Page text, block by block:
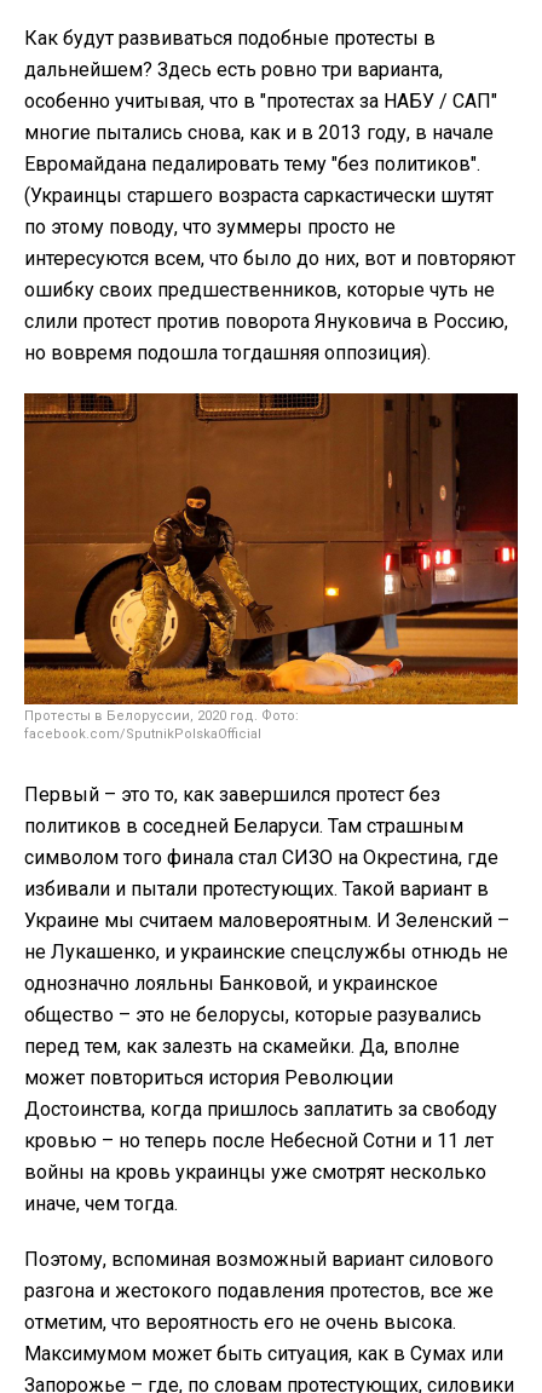
Как будут развиваться подобные протесты в
дальнейшем? Здесь есть ровно три варианта,
особенно учитывая, что в "протестах за НАБУ / САП"
многие пытались снова, как и в 2013 году, в начале
Евромайдана педалировать тему "без политиков".
(Украинцы старшего возраста саркастически шутят
по этому поводу, что зуммеры просто не
интересуются всем, что было до них, вот и повторяют
ошибку своих предшественников, которые чуть не
слили протест против поворота Януковича в Россию,
но вовремя подошла тогдашняя оппозиция).
Протесты в Белоруссии, 2020 год. Фото:
facebook.com/SputnikPolskaOfficial
Первый – это то, как завершился протест без
политиков в соседней Беларуси. Там страшным
символом того финала стал СИЗО на Окрестина, где
избивали и пытали протестующих. Такой вариант в
Украине мы считаем маловероятным. И Зеленский –
не Лукашенко, и украинские спецслужбы отнюдь не
однозначно лояльны Банковой, и украинское
общество – это не белорусы, которые разувались
перед тем, как залезть на скамейки. Да, вполне
может повториться история Революции
Достоинства, когда пришлось заплатить за свободу
кровью – но теперь после Небесной Сотни и 11 лет
войны на кровь украинцы уже смотрят несколько
иначе, чем тогда.
Поэтому, вспоминая возможный вариант силового
разгона и жестокого подавления протестов, все же
отметим, что вероятность его не очень высока.
Максимумом может быть ситуация, как в Сумах или
Запорожье – где, по словам протестующих, силовики